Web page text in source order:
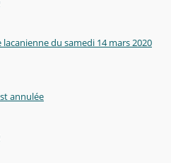
du samedi 14 mars 2020
annulée